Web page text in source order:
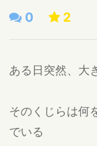
0 2
ある日突然、大
そのくじらは何
でいる